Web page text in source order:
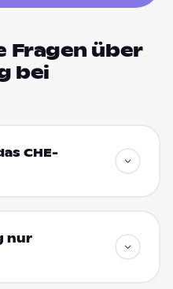
Fragen über
bei
CHE-
nur